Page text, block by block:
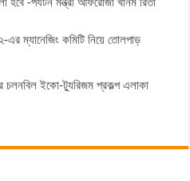
এর ম্যানেজিং কমিটি নিয়ে তোলপাড়
চলনবিল ইকো-ট্যুরিজম প্রকল্প এলাকা